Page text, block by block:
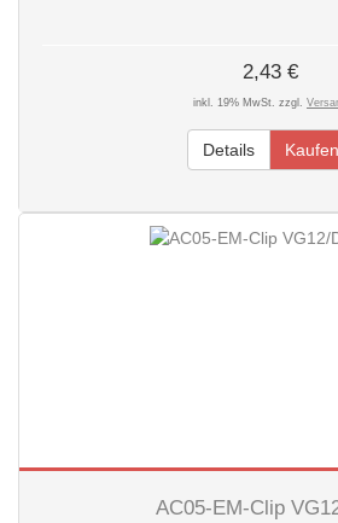
2,43 €
inkl. 19% MwSt. zzgl.
Details Kaufen
AC05-EM-Clip